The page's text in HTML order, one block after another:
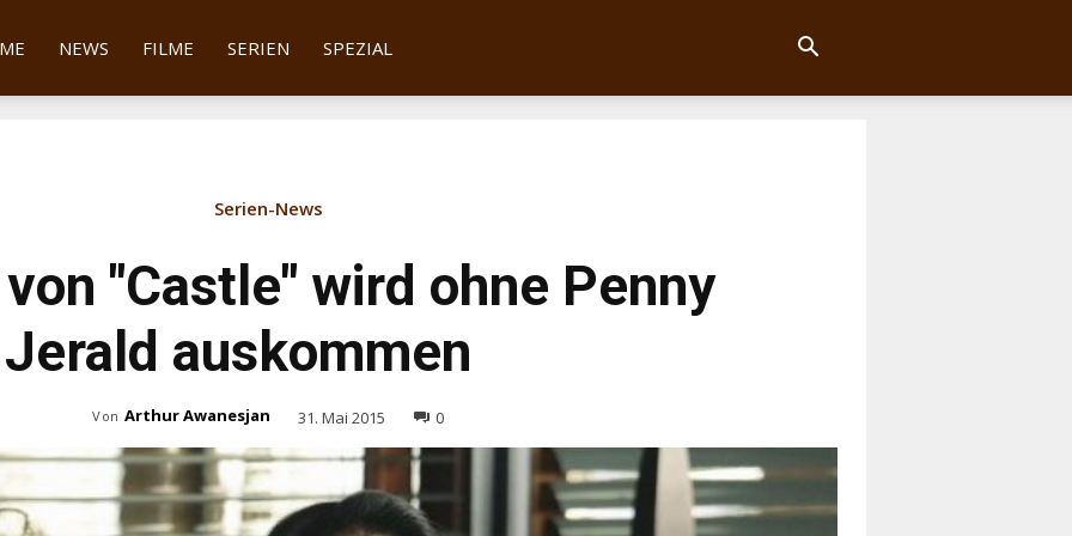
NEWS FILME SERIEN SPEZIAL
Serien-News
"Castle" wird ohne Penny
auskommen
Von Arthur Awanesjan 31. Mai 2015 0